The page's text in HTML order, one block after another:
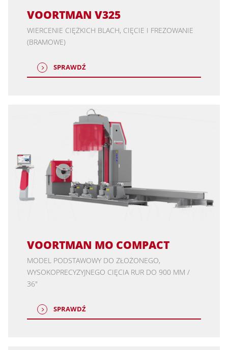
VOORTMAN V325
WIERCENIE CIĘŻKICH BLACH, CIĘCIE I FREZOWANIE
(BRAMOWE)
SPRAWDŹ
VOORTMAN MO COMPACT
MODEL PODSTAWOWY DO ZŁOŻONEGO,
WYSOKOPRECYZYJNEGO CIĘCIA RUR DO 900 MM /
36"
SPRAWDŹ